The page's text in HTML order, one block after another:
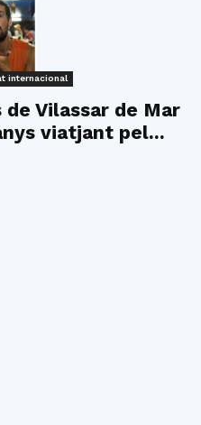
internacional
de Vilassar de Mar
viatjant pel...